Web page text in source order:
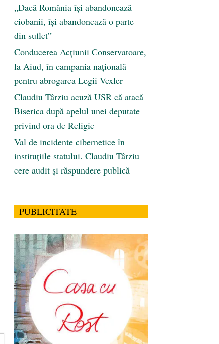
„Dacă România își abandonează
ciobanii, își abandonează o parte
din suflet”
Conducerea Acțiunii Conservatoare,
la Aiud, în campania națională
pentru abrogarea Legii Vexler
Claudiu Târziu acuză USR că atacă
Biserica după apelul unei deputate
privind ora de Religie
Val de incidente cibernetice în
instituțiile statului. Claudiu Târziu
cere audit și răspundere publică
PUBLICITATE